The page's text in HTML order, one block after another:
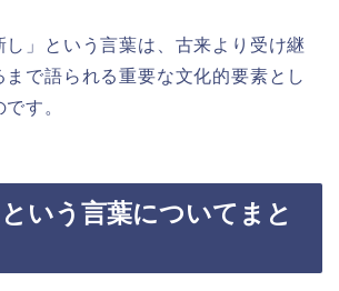
し」という言葉は、古来より受け継
まで語られる重要な文化的要素とし
す。
という言葉についてまと